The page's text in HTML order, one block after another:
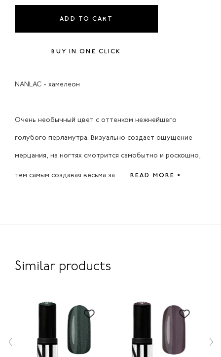
ADD TO CART
BUY IN ONE CLICK
NANLAC - хамелеон
Очень необычный цвет с оттенком нежнейшего
голубого перламутра. Визуально создает ощущение
мерцания, на ногтях смотрится самобытно и роскошно,
тем самым создавая весьма за READ MORE >
Similar products